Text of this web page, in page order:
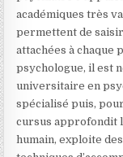
académiques très
permettent de
attachées à chaque
psychologue, il est
universitaire en
spécialisé puis,
cursus approfondit
humain, exploite